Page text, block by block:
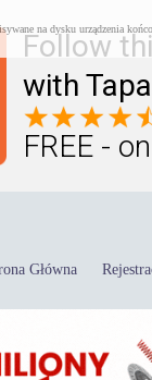
Follow
with
FREE -
na dysku urządzenia
Główna